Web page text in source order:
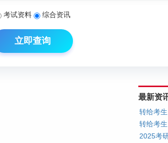
考试资料 综合资讯
立即查询
最新资
转给考
转给考
2025考